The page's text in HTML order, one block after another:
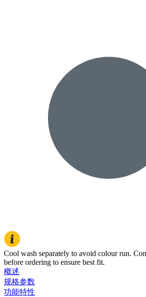
Cool wash separately to avoid colour run.
before ordering to ensure best fit.
概述
规格参数
功能特性